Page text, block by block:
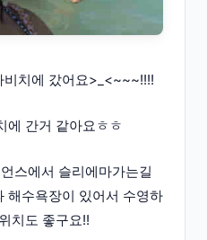
치에 갔어요>_<~~~!!!!
에 간거 같아요ㅎㅎ
스에서 슬리에마가는길
해수욕장이 있어서 수영하
치도 좋구요!!